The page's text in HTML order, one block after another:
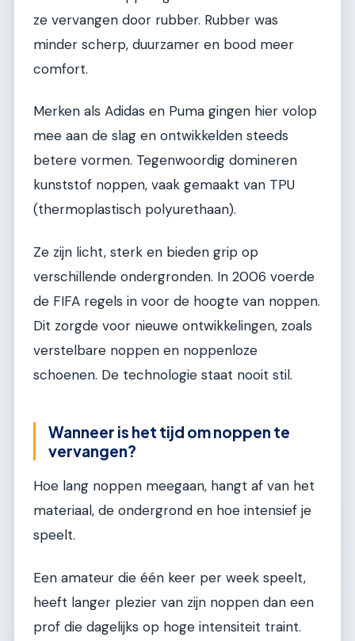
ze vervangen door rubber. Rubber was
minder scherp, duurzamer en bood meer
comfort.
Merken als Adidas en Puma gingen hier volop
mee aan de slag en ontwikkelden steeds
betere vormen. Tegenwoordig domineren
kunststof noppen, vaak gemaakt van TPU
(thermoplastisch polyurethaan).
Ze zijn licht, sterk en bieden grip op
verschillende ondergronden. In 2006 voerde
de FIFA regels in voor de hoogte van noppen.
Dit zorgde voor nieuwe ontwikkelingen, zoals
verstelbare noppen en noppenloze
schoenen. De technologie staat nooit stil.
Wanneer is het tijd om noppen te
vervangen?
Hoe lang noppen meegaan, hangt af van het
materiaal, de ondergrond en hoe intensief je
speelt.
Een amateur die één keer per week speelt,
heeft langer plezier van zijn noppen dan een
prof die dagelijks op hoge intensiteit traint.